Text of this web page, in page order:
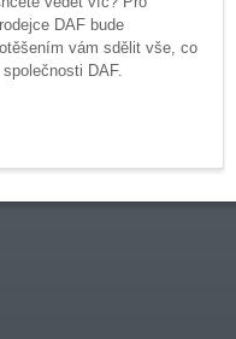
DAF bude
vám sdělit vše, co
DAF.